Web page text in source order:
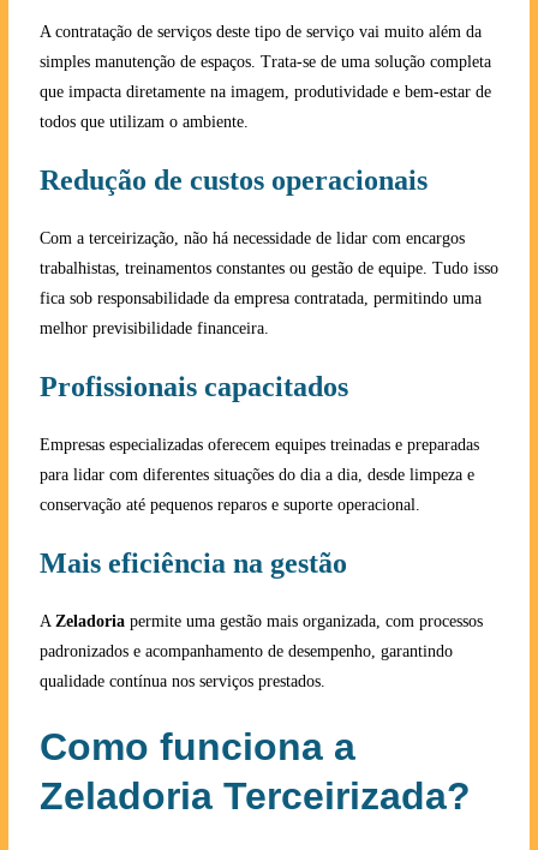
A contratação de serviços deste tipo de serviço vai muito além da
simples manutenção de espaços. Trata-se de uma solução completa
que impacta diretamente na imagem, produtividade e bem-estar de
todos que utilizam o ambiente.
Redução de custos operacionais
Com a terceirização, não há necessidade de lidar com encargos
trabalhistas, treinamentos constantes ou gestão de equipe. Tudo isso
fica sob responsabilidade da empresa contratada, permitindo uma
melhor previsibilidade financeira.
Profissionais capacitados
Empresas especializadas oferecem equipes treinadas e preparadas
para lidar com diferentes situações do dia a dia, desde limpeza e
conservação até pequenos reparos e suporte operacional.
Mais eficiência na gestão
A Zeladoria permite uma gestão mais organizada, com processos
padronizados e acompanhamento de desempenho, garantindo
qualidade contínua nos serviços prestados.
Como funciona a
Zeladoria Terceirizada?